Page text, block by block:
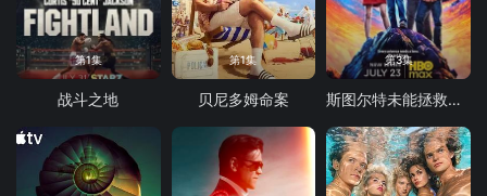
第1集
战斗之地
第1集
贝尼多姆命案
第3集
斯图尔特未能拯救宇宙